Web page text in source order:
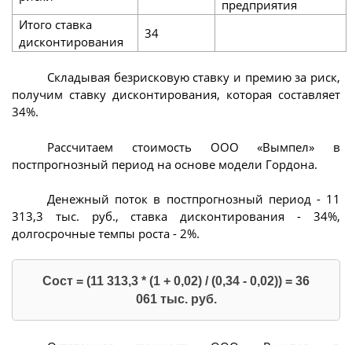
предприятия
Итого ставка
дисконтирования
34
Складывая безрисковую ставку и премию за риск,
получим ставку дисконтирования, которая составляет
34%.
Рассчитаем стоимость ООО «Вымпел» в
постпрогнозный период на основе модели Гордона.
Денежный поток в постпрогнозный период - 11
313,3 тыс. руб., ставка дисконтирования - 34%,
долгосрочные темпы роста - 2%.
Сост = (11 313,3 * (1 + 0,02) / (0,34 - 0,02)) = 36
061 тыс. руб.